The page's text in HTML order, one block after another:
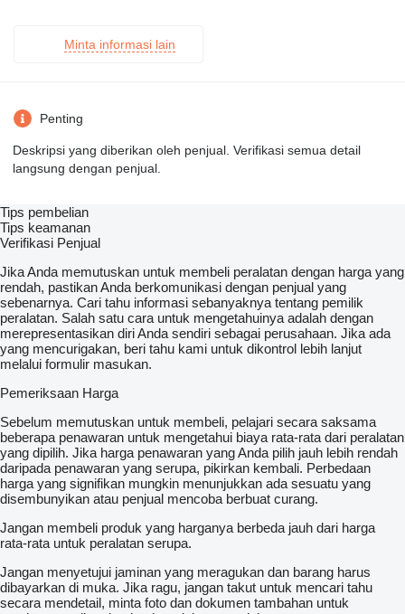
Minta informasi lain
Penting
Deskripsi yang diberikan oleh penjual. Verifikasi semua detail
langsung dengan penjual.
Tips pembelian
Tips keamanan
Verifikasi Penjual
Jika Anda memutuskan untuk membeli peralatan dengan harga yang
rendah, pastikan Anda berkomunikasi dengan penjual yang
sebenarnya. Cari tahu informasi sebanyaknya tentang pemilik
peralatan. Salah satu cara untuk mengetahuinya adalah dengan
merepresentasikan diri Anda sendiri sebagai perusahaan. Jika ada
yang mencurigakan, beri tahu kami untuk dikontrol lebih lanjut
melalui formulir masukan.
Pemeriksaan Harga
Sebelum memutuskan untuk membeli, pelajari secara saksama
beberapa penawaran untuk mengetahui biaya rata-rata dari peralatan
yang dipilih. Jika harga penawaran yang Anda pilih jauh lebih rendah
daripada penawaran yang serupa, pikirkan kembali. Perbedaan
harga yang signifikan mungkin menunjukkan ada sesuatu yang
disembunyikan atau penjual mencoba berbuat curang.
Jangan membeli produk yang harganya berbeda jauh dari harga
rata-rata untuk peralatan serupa.
Jangan menyetujui jaminan yang meragukan dan barang harus
dibayarkan di muka. Jika ragu, jangan takut untuk mencari tahu
secara mendetail, minta foto dan dokumen tambahan untuk